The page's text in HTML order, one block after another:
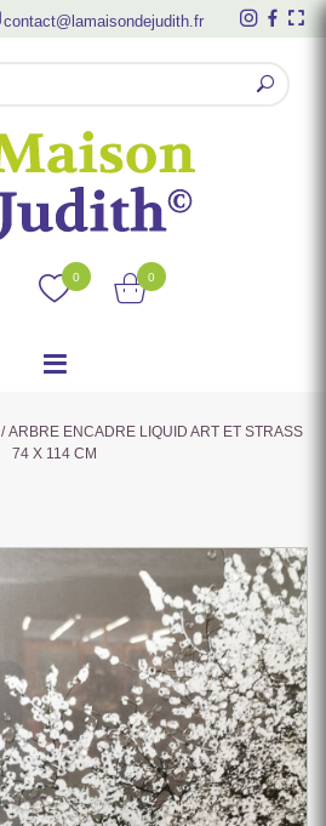
contact@lamaisondejudith.fr
0 0
/ ARBRE ENCADRE LIQUID ART ET STRASS
74 X 114 CM